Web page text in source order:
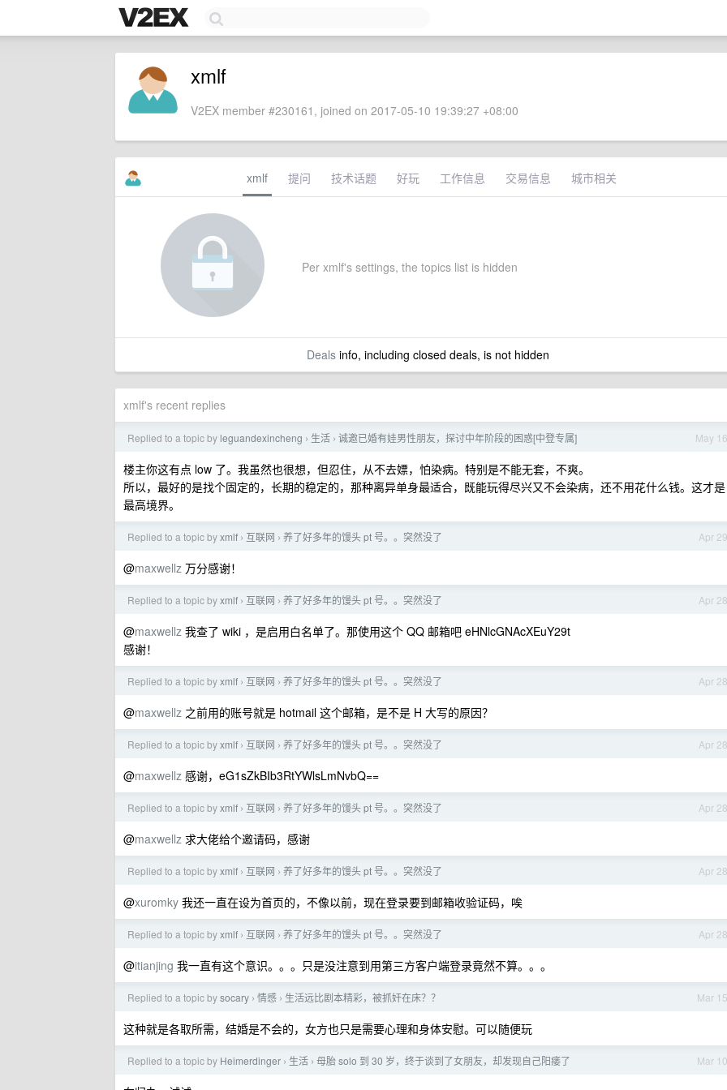
xmlf
V2EX member #230161, joined on 2017-05-10 19:39:27 +08:00
xmlf 提问 技术话题 好玩 工作信息 交易信息 城市相关
Per xmlf's settings, the topics list is hidden
Dealsinfo, including closed deals, is not hidden
xmlf's recent replies
May 16
Replied to a topic by leguandexincheng › 生活 › 诚邀已婚有娃男性朋友，探讨中年阶段的困惑[中登专属]
楼主你这有点 low 了。我虽然也很想，但忍住，从不去嫖，怕染病。特别是不能无套，不爽。
所以，最好的是找个固定的，长期的稳定的，那种离异单身最适合，既能玩得尽兴又不会染病，还不用花什么钱。这才是
最高境界。
Apr 29
Replied to a topic byxmlf › 互联网 › 养了好多年的馒头 pt 号。。突然没了
@maxwellz 万分感谢！
Apr 28
Replied to a topic byxmlf › 互联网 › 养了好多年的馒头 pt 号。。突然没了
@maxwellz 我查了 wiki ，是启用白名单了。那使用这个 QQ 邮箱吧 eHNlcGNAcXEuY29t
感谢！
Apr 28
Replied to a topic byxmlf › 互联网 › 养了好多年的馒头 pt 号。。突然没了
@maxwellz 之前用的账号就是 hotmail 这个邮箱，是不是 H 大写的原因？
Apr 28
Replied to a topic byxmlf › 互联网 › 养了好多年的馒头 pt 号。。突然没了
@maxwellz 感谢，eG1sZkBIb3RtYWlsLmNvbQ==
Apr 28
Replied to a topic byxmlf › 互联网 › 养了好多年的馒头 pt 号。。突然没了
@maxwellz 求大佬给个邀请码，感谢
Apr 28
Replied to a topic byxmlf › 互联网 › 养了好多年的馒头 pt 号。。突然没了
@xuromky 我还一直在设为首页的，不像以前，现在登录要到邮箱收验证码，唉
Apr 28
Replied to a topic byxmlf › 互联网 › 养了好多年的馒头 pt 号。。突然没了
@itianjing 我一直有这个意识。。。只是没注意到用第三方客户端登录竟然不算。。。
Mar 15
Replied to a topic bysocary › 情感 › 生活远比剧本精彩，被抓奸在床？？
这种就是各取所需，结婚是不会的，女方也只是需要心理和身体安慰。可以随便玩
Mar 10
Replied to a topic by Heimerdinger › 生活 › 母胎 solo 到 30 岁，终于谈到了女朋友，却发现自己阳痿了